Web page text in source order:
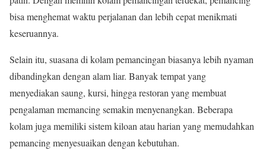
bisa menghemat waktu perjalanan dan lebih cepat menikmati
keseruannya.
Selain itu, suasana di kolam pemancingan biasanya lebih nyaman
dibandingkan dengan alam liar. Banyak tempat yang
menyediakan saung, kursi, hingga restoran yang membuat
pengalaman memancing semakin menyenangkan. Beberapa
kolam juga memiliki sistem kiloan atau harian yang memudahkan
pemancing menyesuaikan dengan kebutuhan.